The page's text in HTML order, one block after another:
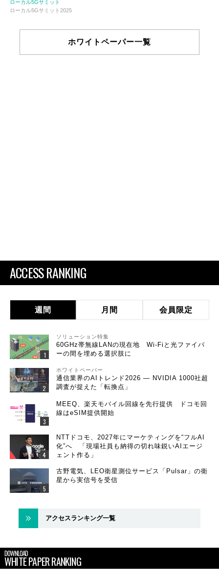
ローカル5Gサミット
ローカル5Gサミット2025
ホワイトペーパー一覧
ACCESS RANKING
週間 月間 会員限定
ソリューション特集
60GHz帯無線LANの現在地 Wi-Fiと光ファイバ
ーの間を埋める選択肢に
ホワイトペーパー
通信業界のAIトレンド2026 ― NVIDIA 1000社超
調査が捉えた「転換点」
MEEQ、楽天モバイル回線を先行提供 ドコモ回
線はeSIM提供開始
NTTドコモ、2027年にマーケティングを“フルAI
化”へ 「現場社員も納得の切れ味鋭いAIエージ
ェント作る」
古野電気、LEO衛星測位サービス「Pulsar」の衛
星から実信号を受信
アクセスランキング一覧
DOWNLOAD
WHITE PAPER RANKING